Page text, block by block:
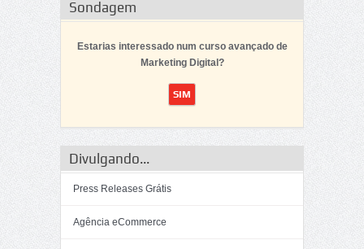
Sondagem
Estarias interessado num curso avançado de
Marketing Digital?
Divulgando...
Press Releases Grátis
Agência eCommerce